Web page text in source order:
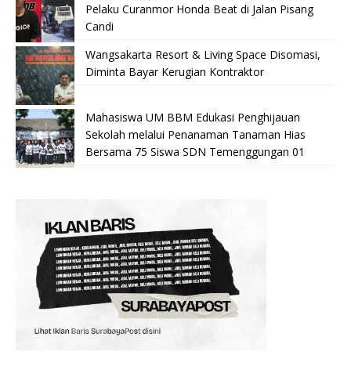
Pelaku Curanmor Honda Beat di Jalan Pisang
Candi
Wangsakarta Resort & Living Space Disomasi,
Diminta Bayar Kerugian Kontraktor
Mahasiswa UM BBM Edukasi Penghijauan
Sekolah melalui Penanaman Tanaman Hias
Bersama 75 Siswa SDN Temenggungan 01